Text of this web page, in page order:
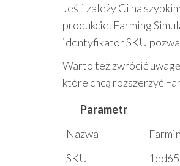
Jeśli zależy Ci na
produkcie. Farming
identyfikator SKU
Warto też zwrócić
które chcą rozszerzyć
Parametr
Nazwa
SKU